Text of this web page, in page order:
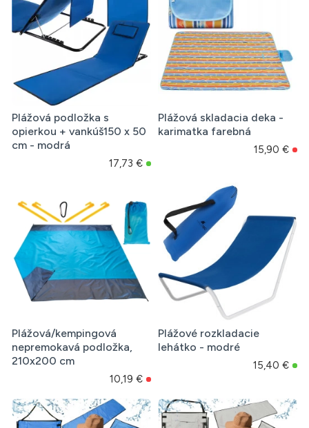
Plážová podložka s
opierkou + vankúš150 x 50
cm - modrá
17,73 €
Plážová skladacia deka -
karimatka farebná
15,90 €
Plážová/kempingová
nepremokavá podložka,
210x200 cm
10,19 €
Plážové rozkladacie
lehátko - modré
15,40 €